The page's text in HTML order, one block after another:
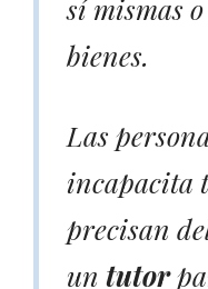
sí mismas
bienes.
Las
incapacita
precisan
un tutor